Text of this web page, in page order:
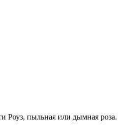
Роуз, пыльная или дымная роза.